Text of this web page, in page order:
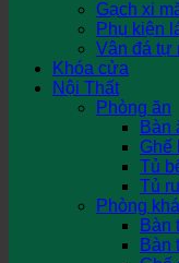
Gạch xi
Phụ kiện
Vân đá tự
Khóa cửa
Nội Thất
Phòng ăn
Bàn
Ghế
Tủ
Tủ
Phòng
Bàn
Bàn